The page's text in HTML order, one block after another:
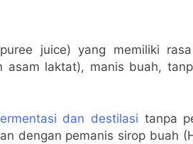
juice) yang memiliki
asam laktat), manis buah,
dan destilasi tanpa
dengan pemanis sirop buah